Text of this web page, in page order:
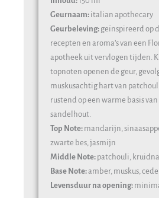
Geurnaam: italian apothecary
Geurbeleving: geïnspireerd op
recepten en aroma’s van een
apotheek uit vervlogen tijden.
topnoten openen de geur,
muskusachtig hart van
rustend op een warme basis
sandelhout.
Top Note: mandarijn,
zwarte bes, jasmijn
Middle Note: patchouli,
Base Note:amber, muskus,
Levensduur na opening: